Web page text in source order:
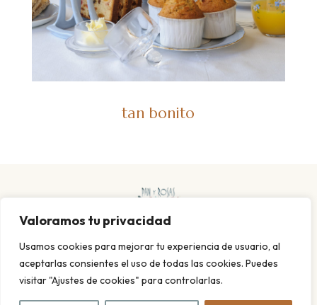
Valoramos tu privacidad
Usamos cookies para mejorar tu experiencia de usuario, al
aceptarlas consientes el uso de todas las cookies. Puedes
visitar "Ajustes de cookies" para controlarlas.
tan bonito